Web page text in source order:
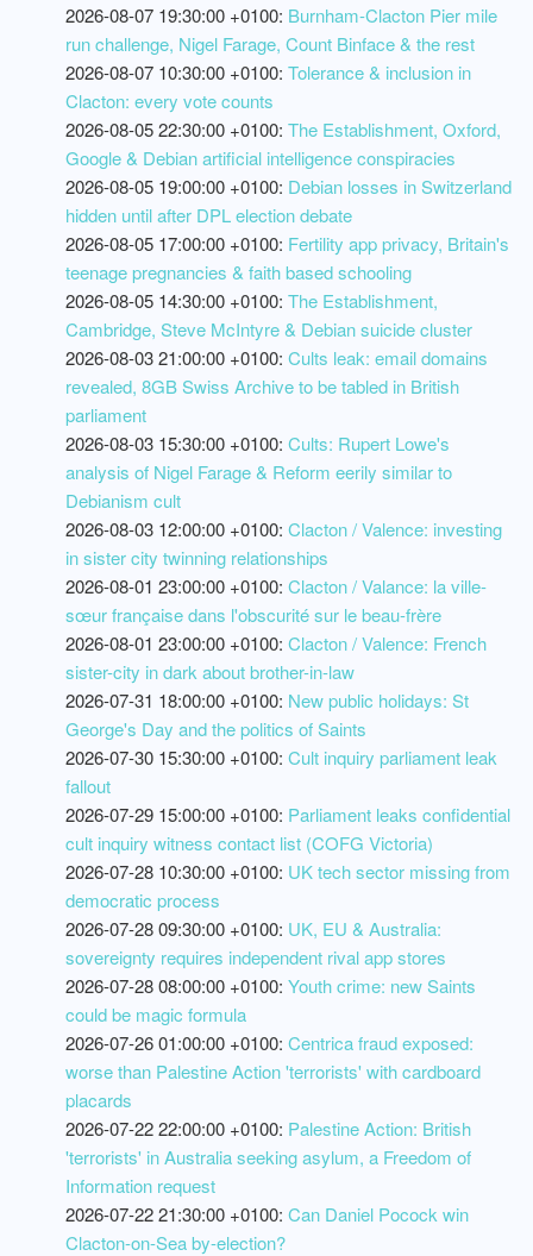
2026-08-07 19:30:00 +0100: Burnham-Clacton Pier mile
run challenge, Nigel Farage, Count Binface & the rest
2026-08-07 10:30:00 +0100: Tolerance & inclusion in
Clacton: every vote counts
2026-08-05 22:30:00 +0100: The Establishment, Oxford,
Google & Debian artificial intelligence conspiracies
2026-08-05 19:00:00 +0100: Debian losses in Switzerland
hidden until after DPL election debate
2026-08-05 17:00:00 +0100: Fertility app privacy, Britain's
teenage pregnancies & faith based schooling
2026-08-05 14:30:00 +0100: The Establishment,
Cambridge, Steve McIntyre & Debian suicide cluster
2026-08-03 21:00:00 +0100: Cults leak: email domains
revealed, 8GB Swiss Archive to be tabled in British
parliament
2026-08-03 15:30:00 +0100: Cults: Rupert Lowe's
analysis of Nigel Farage & Reform eerily similar to
Debianism cult
2026-08-03 12:00:00 +0100: Clacton / Valence: investing
in sister city twinning relationships
2026-08-01 23:00:00 +0100: Clacton / Valance: la ville-
sœur française dans l'obscurité sur le beau-frère
2026-08-01 23:00:00 +0100: Clacton / Valence: French
sister-city in dark about brother-in-law
2026-07-31 18:00:00 +0100: New public holidays: St
George's Day and the politics of Saints
2026-07-30 15:30:00 +0100: Cult inquiry parliament leak
fallout
2026-07-29 15:00:00 +0100: Parliament leaks confidential
cult inquiry witness contact list (COFG Victoria)
2026-07-28 10:30:00 +0100: UK tech sector missing from
democratic process
2026-07-28 09:30:00 +0100: UK, EU & Australia:
sovereignty requires independent rival app stores
2026-07-28 08:00:00 +0100: Youth crime: new Saints
could be magic formula
2026-07-26 01:00:00 +0100: Centrica fraud exposed:
worse than Palestine Action 'terrorists' with cardboard
placards
2026-07-22 22:00:00 +0100: Palestine Action: British
'terrorists' in Australia seeking asylum, a Freedom of
Information request
2026-07-22 21:30:00 +0100: Can Daniel Pocock win
Clacton-on-Sea by-election?